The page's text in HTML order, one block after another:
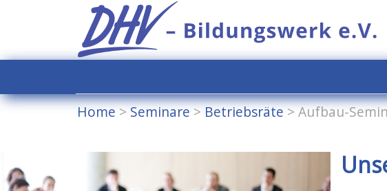
Home>Seminare>Betriebsräte>Aufbau-